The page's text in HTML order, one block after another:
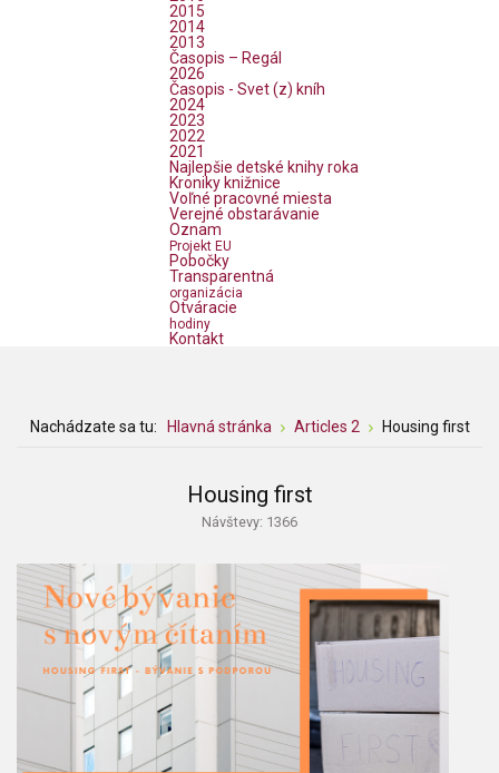
2015
2014
2013
Časopis – Regál
2026
Časopis - Svet (z) kníh
2024
2023
2022
2021
Najlepšie detské knihy roka
Kroniky knižnice
Voľné pracovné miesta
Verejné obstarávanie
Oznam
Projekt EU
Pobočky
Transparentná
organizácia
Otváracie
hodiny
Kontakt
Nachádzate sa tu: Hlavná stránka Articles 2 Housing first
Housing first
Návštevy: 1366